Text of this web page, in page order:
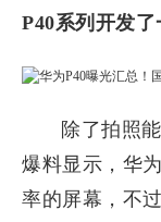
P40系列开发了
除了拍照
爆料显示，华
率的屏幕，不